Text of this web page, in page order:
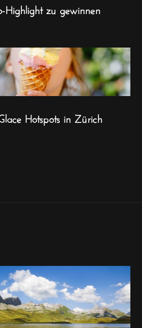
Highlight zu gewinnen
Hotspots in Zürich